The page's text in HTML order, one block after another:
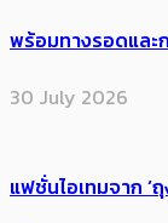
พร้อมทางรอดและ
30 July 2026
แฟชั่นไอเทมจาก ‘